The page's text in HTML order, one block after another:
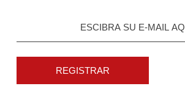
REGISTRAR